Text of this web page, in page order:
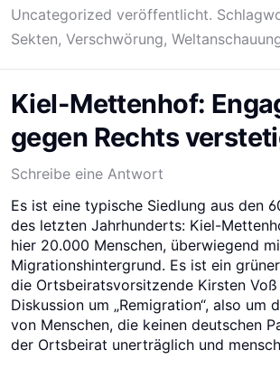
Uncategorized veröffentlicht.
Sekten, Verschwörung,
Kiel-Mettenhof:
gegen Rechts
Schreibe eine Antwort
Es ist eine typische Siedlung aus den
des letzten Jahrhunderts: Kiel-
hier 20.000 Menschen, überwiegend
Migrationshintergrund. Es ist ein
die Ortsbeiratsvorsitzende Kirsten
Diskussion um „Remigration“, also um
von Menschen, die keinen deutschen
der Ortsbeirat unerträglich und